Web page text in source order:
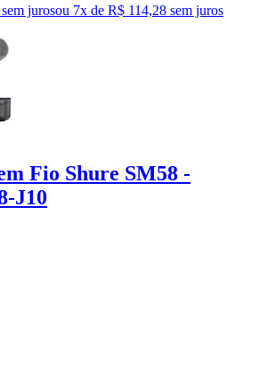
jurosou 7x de R$ 114,28 sem juros
Fio Shure SM58 -
J10